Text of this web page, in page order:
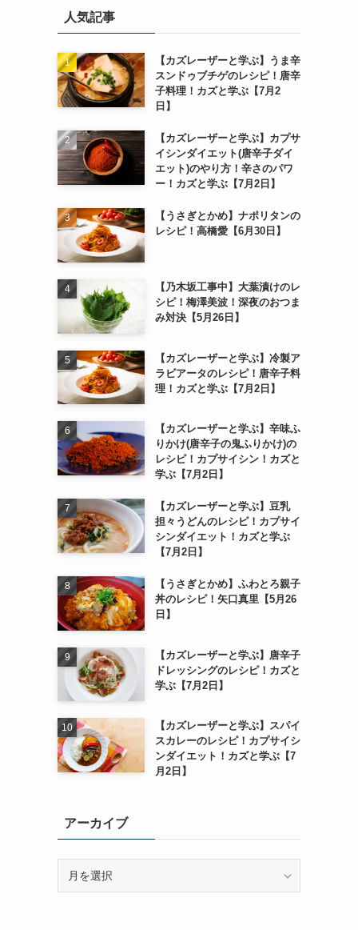
人気記事
【カズレーザーと学ぶ】うま辛
スンドゥブチゲのレシピ！唐辛
子料理！カズと学ぶ【7月2
日】
【カズレーザーと学ぶ】カプサ
イシンダイエット(唐辛子ダイ
エット)のやり方！辛さのパワ
ー！カズと学ぶ【7月2日】
【うさぎとかめ】ナポリタンの
レシピ！高橋愛【6月30日】
【乃木坂工事中】大葉漬けのレ
シピ！梅澤美波！深夜のおつま
み対決【5月26日】
【カズレーザーと学ぶ】冷製ア
ラビアータのレシピ！唐辛子料
理！カズと学ぶ【7月2日】
【カズレーザーと学ぶ】辛味ふ
りかけ(唐辛子の鬼ふりかけ)の
レシピ！カプサイシン！カズと
学ぶ【7月2日】
【カズレーザーと学ぶ】豆乳
担々うどんのレシピ！カプサイ
シンダイエット！カズと学ぶ
【7月2日】
【うさぎとかめ】ふわとろ親子
丼のレシピ！矢口真里【5月26
日】
【カズレーザーと学ぶ】唐辛子
ドレッシングのレシピ！カズと
学ぶ【7月2日】
【カズレーザーと学ぶ】スパイ
スカレーのレシピ！カプサイシ
ンダイエット！カズと学ぶ【7
月2日】
アーカイブ